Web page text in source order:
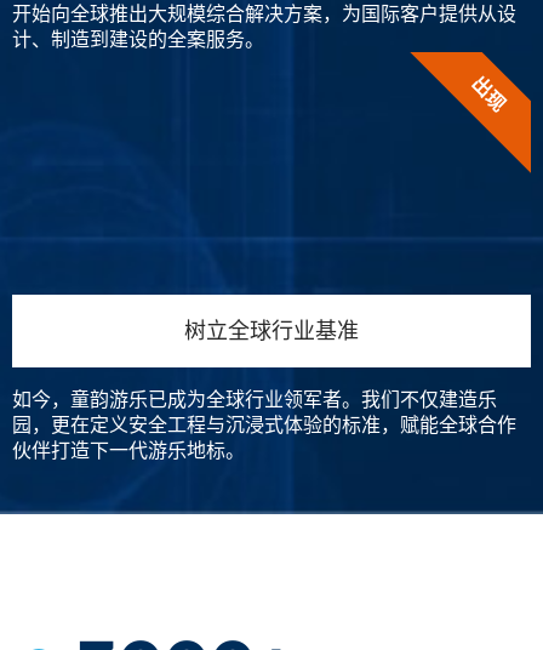
开始向全球推出大规模综合解决方案，为国际客户提供从设
计、制造到建设的全案服务。
树立全球行业基准
如今，童韵游乐已成为全球行业领军者。我们不仅建造乐
园，更在定义安全工程与沉浸式体验的标准，赋能全球合作
伙伴打造下一代游乐地标。
出现